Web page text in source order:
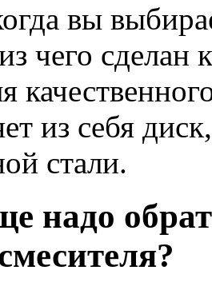
вы
чего
из себя
стали.
надо